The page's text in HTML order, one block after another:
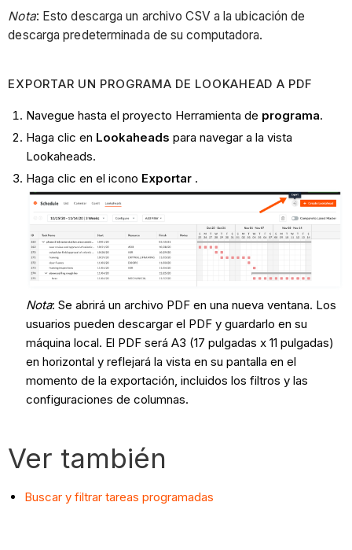
Nota: Esto descarga un archivo CSV a la ubicación de
descarga predeterminada de su computadora.
EXPORTAR UN PROGRAMA DE LOOKAHEAD A PDF
Navegue hasta el proyecto Herramienta de programa.
Haga clic en Lookaheads para navegar a la vista
Lookaheads.
Haga clic en el icono Exportar .
Nota: Se abrirá un archivo PDF en una nueva ventana. Los
usuarios pueden descargar el PDF y guardarlo en su
máquina local. El PDF será A3 (17 pulgadas x 11 pulgadas)
en horizontal y reflejará la vista en su pantalla en el
momento de la exportación, incluidos los filtros y las
configuraciones de columnas.
Ver también
Buscar y filtrar tareas programadas